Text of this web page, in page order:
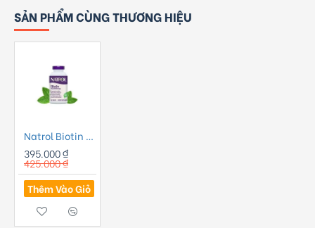
SẢN PHẨM CÙNG THƯƠNG HIỆU
Natrol Biotin 10,000 mcg Hỗ Trợ Mọc Râu
395.000 ₫
425.000 ₫
Thêm Vào Giỏ